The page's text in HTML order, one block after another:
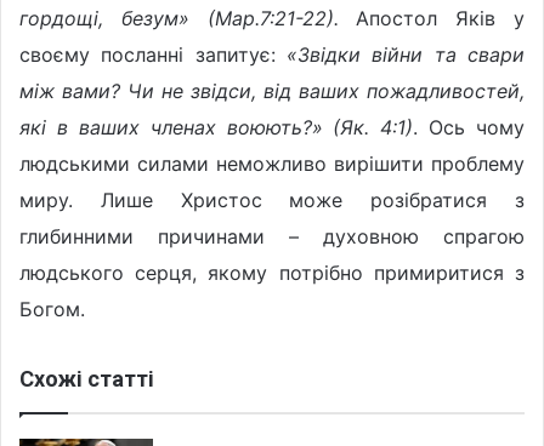
гордощі, безум» (Мар.7:21-22). Апостол Яків у
своєму посланні запитує: «Звідки війни та свари
між вами? Чи не звідси, від ваших пожадливостей,
які в ваших членах воюють?» (Як. 4:1). Ось чому
людськими силами неможливо вирішити проблему
миру. Лише Христос може розібратися з
глибинними причинами – духовною спрагою
людського серця, якому потрібно примиритися з
Богом.
Схожі статті